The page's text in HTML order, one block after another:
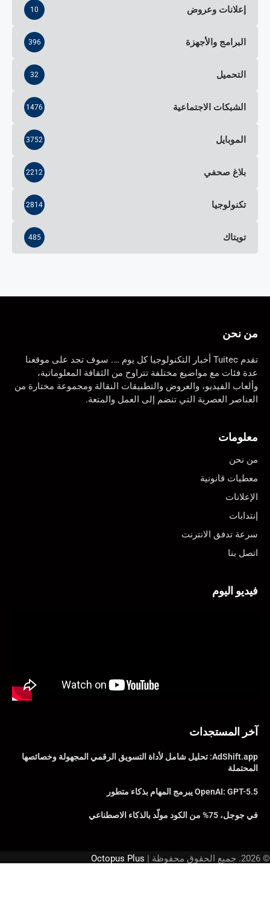
إعلانات وعروض 10
البرامج والأجهزة 396
التحميل 32
الشبكات الاجتماعية 1476
الموبايل 3752
بلاغ صحفي 2212
تكنولوجيا 2814
تويتاك 485
من نحن
تقدم Tuitec أخبار التكنولوجيا كل يوم …. سوف تجد على موقعنا
عدة فئات مع مواضيع مختلفة تتراوح من الثقافة المعلوماتية،
وألعاب الفيديو، والعروض والتطبيقات النقالة ومجموعة مختارة من
العناصر العصرية التي تنضم إلى العمل والمتعة.
معلومات
من نحن
معطيات قانونية
الإعلانات
إنتدابات
سرعة تدفق الانترنت
اتصل بنا
فيديو اليوم
آخر المستجدات
AdShift.app: تحليل شامل لأداة التسويق الرقمي المجهولة وخصائصها
المحتملة
OpenAI: GPT-5.5 يبرمج المهام بذكاء متطور
في جوجل، 75% من الكود مولّد بالذكاء الاصطناعي
© 2026. جميع الحقوق محفوظة | Octopus Plus